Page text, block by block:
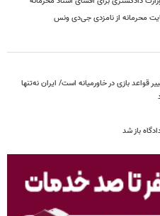
قواعد بازی در خاورمیانه است/ ایران نه‌تنها
باز شد